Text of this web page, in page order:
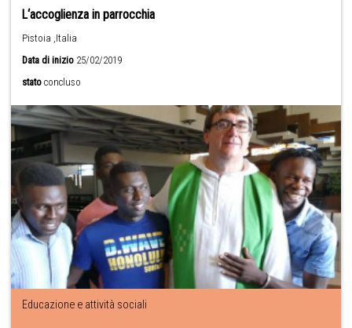
L‘accoglienza in parrocchia
Pistoia ,Italia
Data di inizio 25/02/2019
stato concluso
Educazione e attività sociali